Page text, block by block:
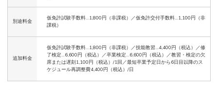
別途料金
仮免許試験手数料…1,800円（非課税）／仮免許交付手数料…1,100円（非
課税）
追加料金
仮免許試験手数料…1,800円（非課税）／技能教習…4,400円（税込）／修
了検定…6,600円（税込）／卒業検定…6,600円（税込）／教習・検定の欠
席または遅刻1,100円（税込）/1回／最短卒業予定日から6日目以降のス
ケジュール再調整費4,400円（税込）/日